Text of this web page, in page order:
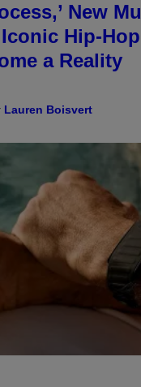
New
Hip-
a Reality
Lauren Boisvert